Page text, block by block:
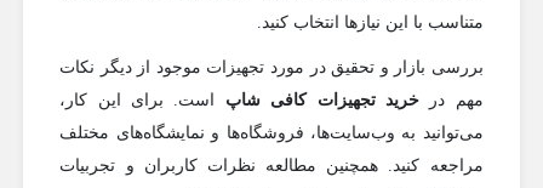
متناسب با این نیازها انتخاب کنید.
بررسی بازار و تحقیق در مورد تجهیزات موجود از دیگر نکات
مهم در
خرید تجهیزات کافی شاپاست. برای این کار،
می‌توانید به وب‌سایت‌ها، فروشگاه‌ها و نمایشگاه‌های مختلف
مراجعه کنید. همچنین مطالعه نظرات کاربران و تجربیات